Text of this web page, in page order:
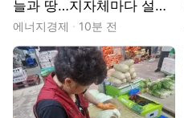
늘과 땅…지자체마다 설치
제각각, 관리는 사각지대
[현장]
에너지경제 10분 전